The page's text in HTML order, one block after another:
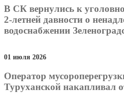
В СК вернулись к
2-летней давности о
водоснабжении
01 июля 2026
Оператор
Туруханской накапливал